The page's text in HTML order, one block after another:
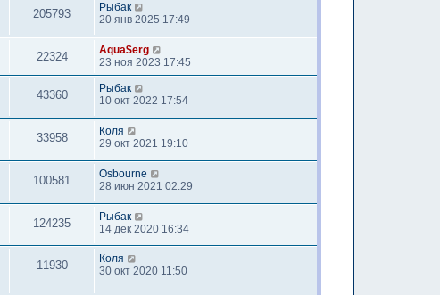
205793
Рыбак
20 янв 2025 17:49
22324
Aqua$erg
23 ноя 2023 17:45
43360
Рыбак
10 окт 2022 17:54
33958
Коля
29 окт 2021 19:10
100581
Osbourne
28 июн 2021 02:29
124235
Рыбак
14 дек 2020 16:34
11930
Коля
30 окт 2020 11:50